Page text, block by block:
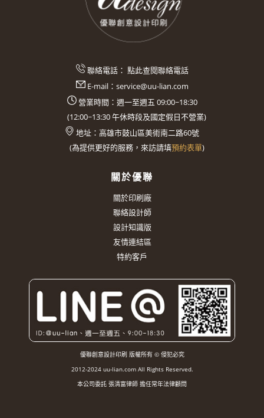
聯絡電話： 點此查閱聯絡電話
E-mail： service@uu-lian.com
營業時間：週一至週五 09:00~18:30
(12:00~13:30午休時段及國定假日不營業)
地址： 高雄市鼓山區美術南二路60號
(為提供更好的服務，來訪請填預約表單)
關於優聯
關於印刷廠
聯絡設計師
設計知識版
友情連結區
特約客戶
優聯創意設計印刷 版權所有 © 侵犯必究
2012-2024 uu-lian.com All Rights Reserved.
本公司委託 張清富律師 擔任常年法律顧問